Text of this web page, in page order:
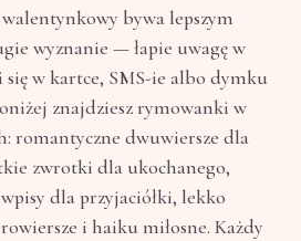
bywa lepszym
wyznanie — łapie uwagę w
w kartce, SMS-ie albo dymku
znajdziesz rymowanki w
romantyczne dwuwiersze dla
zwrotki dla ukochanego,
dla przyjaciółki, lekko
i haiku miłosne. Każdy